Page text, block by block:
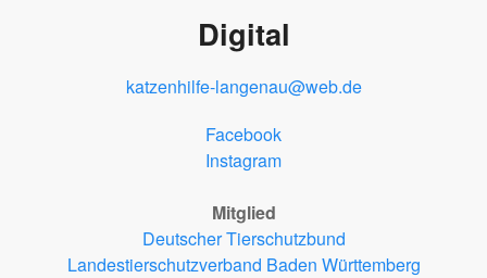
Digital
katzenhilfe-langenau@web.de
Facebook
Instagram
Mitglied
Deutscher Tierschutzbund
Landestierschutzverband Baden Württemberg